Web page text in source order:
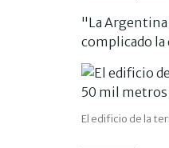
"La
complicado
El edificio de la